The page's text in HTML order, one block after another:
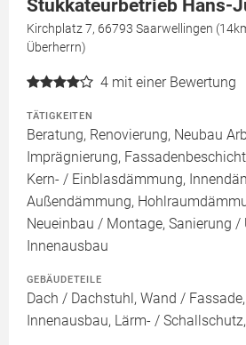
Stukkateurbetrieb Hans-
Kirchplatz 7, 66793 Saarwellingen
Überherrn)
4 mit einer Bewertung
TÄTIGKEITEN
Beratung, Renovierung, Neubau
Imprägnierung,
Kern- / Einblasdämmung,
Außendämmung,
Neueinbau / Montage, Sanierung /
Innenausbau
GEBÄUDETEILE
Dach / Dachstuhl, Wand /
Innenausbau, Lärm- /